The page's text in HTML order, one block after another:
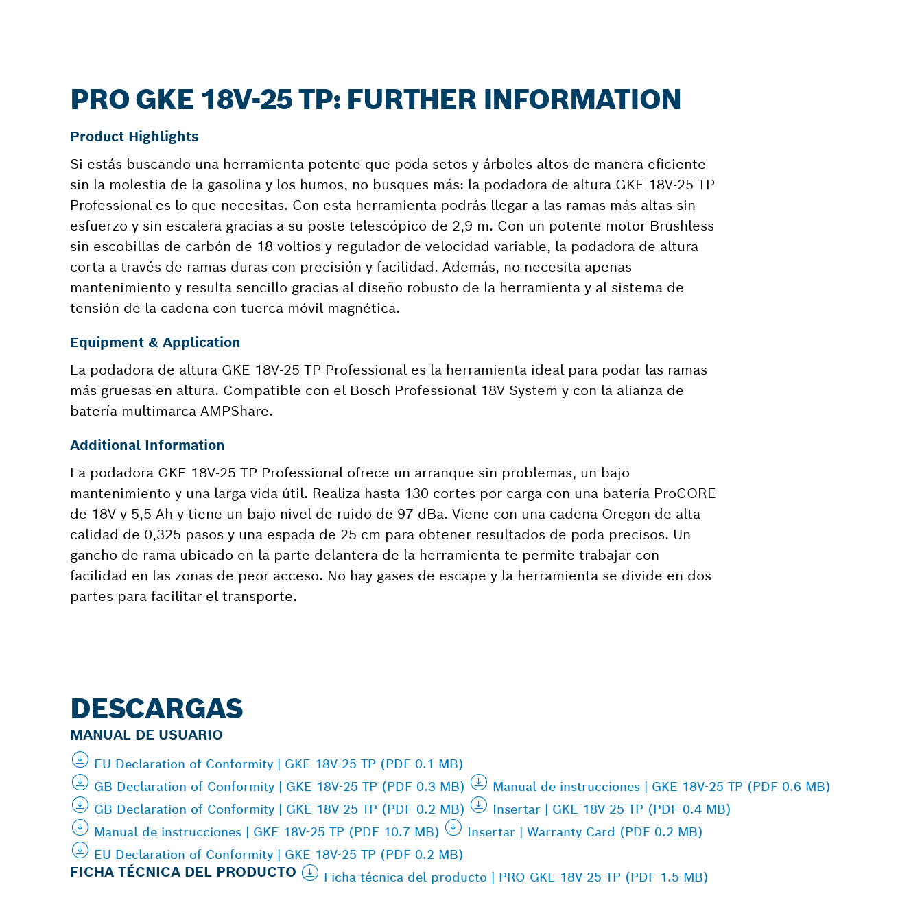
PRO GKE 18V-25 TP: FURTHER INFORMATION
Product Highlights
Si estás buscando una herramienta potente que poda setos y árboles altos de manera eficiente
sin la molestia de la gasolina y los humos, no busques más: la podadora de altura GKE 18V-25 TP
Professional es lo que necesitas. Con esta herramienta podrás llegar a las ramas más altas sin
esfuerzo y sin escalera gracias a su poste telescópico de 2,9 m. Con un potente motor Brushless
sin escobillas de carbón de 18 voltios y regulador de velocidad variable, la podadora de altura
corta a través de ramas duras con precisión y facilidad. Además, no necesita apenas
mantenimiento y resulta sencillo gracias al diseño robusto de la herramienta y al sistema de
tensión de la cadena con tuerca móvil magnética.
Equipment & Application
La podadora de altura GKE 18V-25 TP Professional es la herramienta ideal para podar las ramas
más gruesas en altura. Compatible con el Bosch Professional 18V System y con la alianza de
batería multimarca AMPShare.
Additional Information
La podadora GKE 18V-25 TP Professional ofrece un arranque sin problemas, un bajo
mantenimiento y una larga vida útil. Realiza hasta 130 cortes por carga con una batería ProCORE
de 18V y 5,5 Ah y tiene un bajo nivel de ruido de 97 dBa. Viene con una cadena Oregon de alta
calidad de 0,325 pasos y una espada de 25 cm para obtener resultados de poda precisos. Un
gancho de rama ubicado en la parte delantera de la herramienta te permite trabajar con
facilidad en las zonas de peor acceso. No hay gases de escape y la herramienta se divide en dos
partes para facilitar el transporte.
DESCARGAS
MANUAL DE USUARIO
EU Declaration of Conformity | GKE 18V-25 TP (PDF 0.1 MB)
GB Declaration of Conformity | GKE 18V-25 TP (PDF 0.3 MB)
Manual de instrucciones | GKE 18V-25 TP (PDF 0.6 MB)
GB Declaration of Conformity | GKE 18V-25 TP (PDF 0.2 MB)
Insertar | GKE 18V-25 TP (PDF 0.4 MB)
Manual de instrucciones | GKE 18V-25 TP (PDF 10.7 MB)
Insertar | Warranty Card (PDF 0.2 MB)
EU Declaration of Conformity | GKE 18V-25 TP (PDF 0.2 MB)
FICHA TÉCNICA DEL PRODUCTO Ficha técnica del producto | PRO GKE 18V-25 TP (PDF 1.5 MB)